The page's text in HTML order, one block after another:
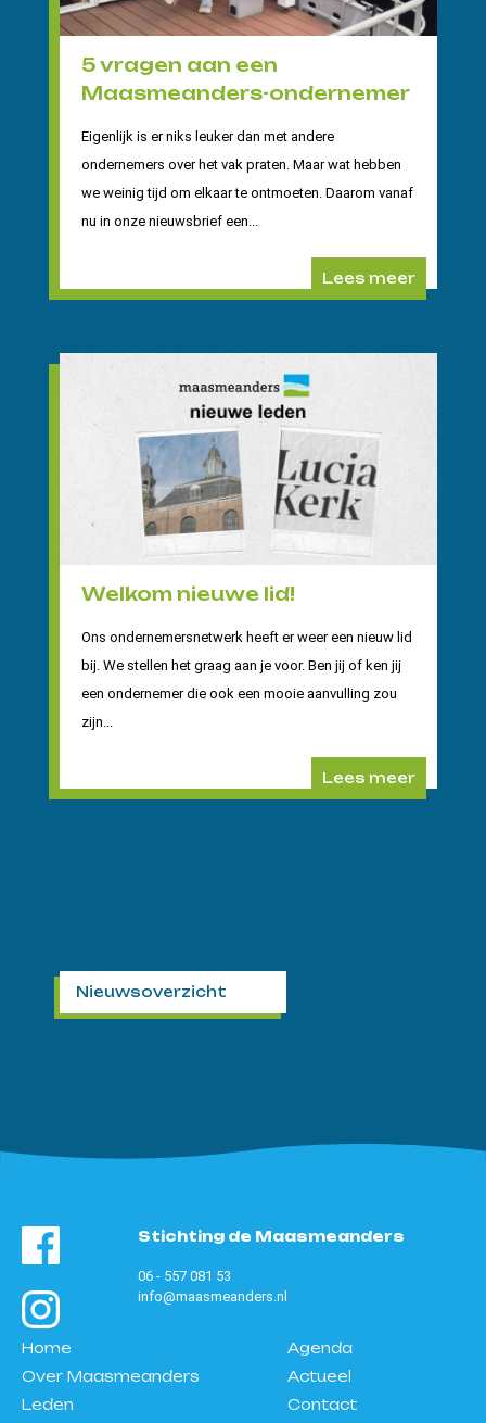
5 vragen aan een
Maasmeanders-ondernemer
Eigenlijk is er niks leuker dan met andere
ondernemers over het vak praten. Maar wat hebben
we weinig tijd om elkaar te ontmoeten. Daarom vanaf
nu in onze nieuwsbrief een...
Lees meer
Welkom nieuwe lid!
Ons ondernemersnetwerk heeft er weer een nieuw lid
bij. We stellen het graag aan je voor. Ben jij of ken jij
een ondernemer die ook een mooie aanvulling zou
zijn...
Lees meer
Nieuwsoverzicht
Stichting de Maasmeanders
06 - 557 081 53
info@maasmeanders.nl
Home
Over Maasmeanders
Leden
Agenda
Actueel
Contact